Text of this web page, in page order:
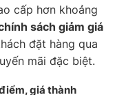
cấp hơn khoảng
sách giảm giá
đặt hàng qua
mãi đặc biệt.
giá thành